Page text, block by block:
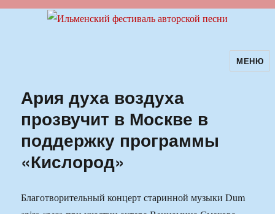
Ильменский фестиваль авторскойМЕНЮ
Ария духа воздуха
прозвучит в Москве в
поддержку программы
«Кислород»
Благотворительный концерт старинной музыки Dum